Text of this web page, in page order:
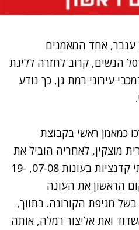
אחד המאמנים
הנשים, קרוב לחזרה לליגת
עירוני רמת גן, כך נודע
את דרכו כמאמן ראשי בקבוצת
מוצקין, לאחריה הוביל את
אותה ר"ג (אז רמת חן) בשתי קדנציות בעונות 07-08, 19-
הראשון את העונה
מגיפת הקורונה. בתווך,
ואת אליצור רמלה, אותה